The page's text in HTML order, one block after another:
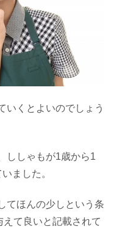
いくとよいのでしょう
ししゃもが1歳から1
ました。
てほんの少しという条
て良いと記載されて